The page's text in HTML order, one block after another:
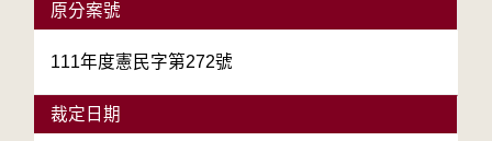
原分案號
111年度憲民字第272號
裁定日期